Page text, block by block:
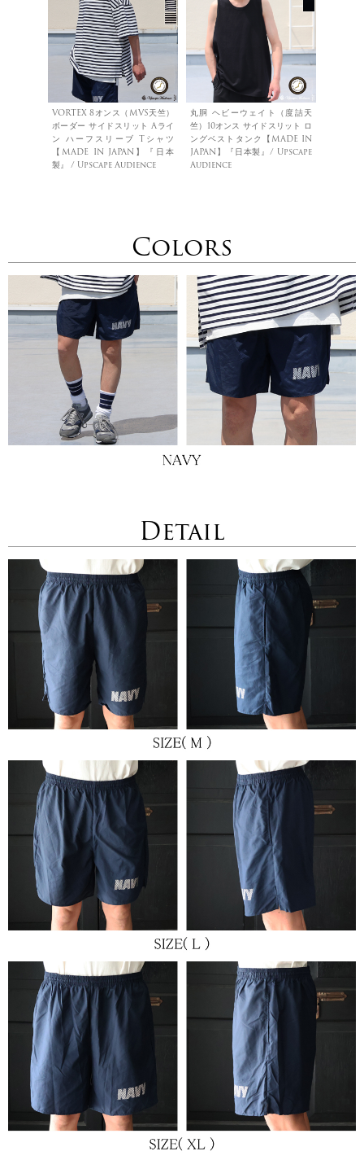
VORTEX 8オンス（MVS天竺）
ボーダー サイドスリット Aライ
ン ハーフスリーブ Tシャツ
【MADE IN JAPAN】『日本
製』 / Upscape Audience
丸胴 ヘビーウェイト（度詰天
竺）10オンス サイドスリット ロ
ングベストタンク【MADE IN
JAPAN】『日本製』/ Upscape
Audience
Colors
Detail